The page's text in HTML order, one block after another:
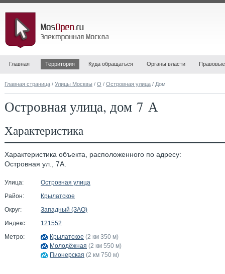
Главная Территория Куда обращаться Органы власти
Главная страница / Улицы Москвы / О / Островная улица / Дом
Островная улица, дом 7 А
Характеристика
Характеристика объекта, расположенного по адресу:
Островная ул., 7А.
Улица:
Островная улица
Район:
Крылатское
Округ:
Западный (ЗАО)
Индекс:
121552
Метро:
Крылатское (2 км 350 м)
Молодёжная (2 км 550 м)
Пионерская (2 км 750 м)